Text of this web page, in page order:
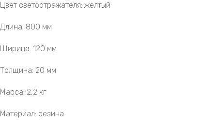
Цвет светоотражателя: желтый
Длина: 800 мм
Ширина: 120 мм
Толщина: 20 мм
Масса: 2,2 кг
Материал: резина